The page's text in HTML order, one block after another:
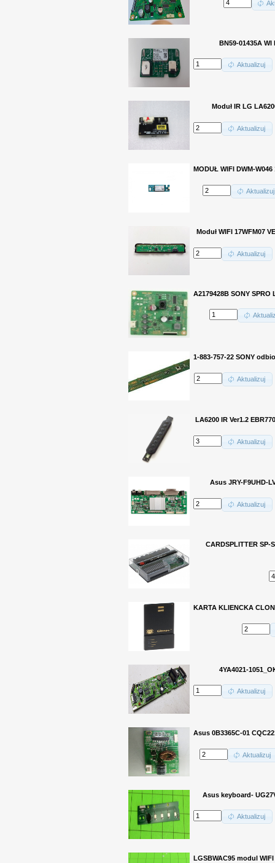
BN59-01435A WI
Aktualizuj
Moduł IR LG
Aktualizuj
MODUŁ WIFI DWM-W046
Aktualizuj
Moduł WIFI 17WFM07
Aktualizuj
A2179428B SONY SPRO
1-883-757-22 SONY
Aktualizuj
LA6200 IR Ver1.2
Aktualizuj
Asus JRY-F9UHD-
Aktualizuj
CARDSPLITTER SP-
KARTA KLIENCKA
4YA4021-
Aktualizuj
Asus 0B3365C-01
Aktualizuj
Asus keyboard-
Aktualizuj
LGSBWAC95 modul